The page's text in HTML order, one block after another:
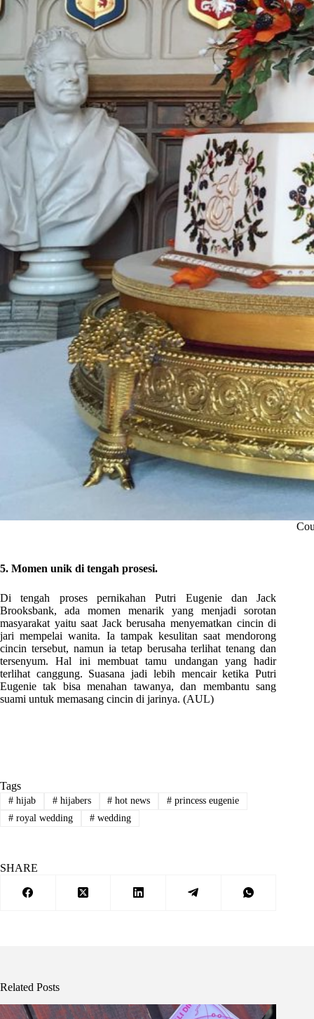
5. Momen unik di tengah prosesi.
Di tengah proses pernikahan Putri Eugenie dan Jack
Brooksbank, ada momen menarik yang menjadi sorotan
masyarakat yaitu saat Jack berusaha menyematkan cincin di
jari mempelai wanita. Ia tampak kesulitan saat mendorong
cincin tersebut, namun ia tetap berusaha terlihat tenang dan
tersenyum. Hal ini membuat tamu undangan yang hadir
terlihat canggung. Suasana jadi lebih mencair ketika Putri
Eugenie tak bisa menahan tawanya, dan membantu sang
suami untuk memasang cincin di jarinya. (AUL)
Tags
#hijab #hijabers # hot news # princess eugenie
#royal wedding #wedding
SHARE
Related Posts